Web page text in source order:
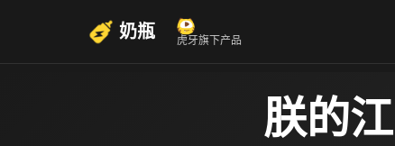
奶瓶 虎牙旗下产品
朕的